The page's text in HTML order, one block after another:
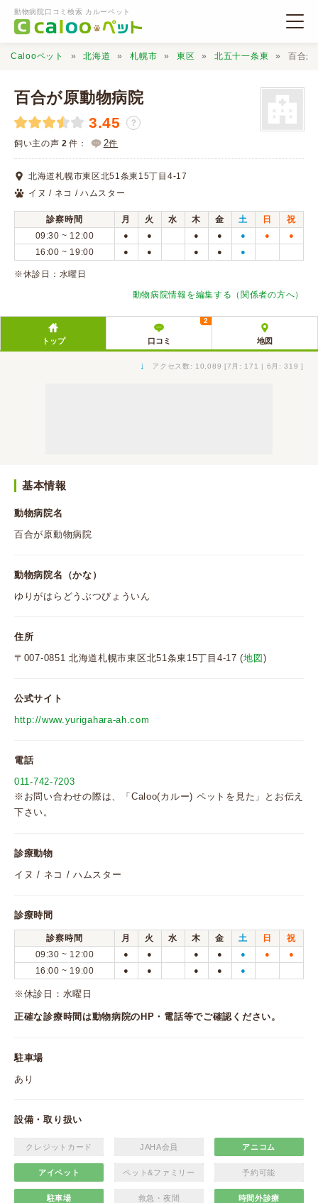
動物病院口コミ検索 カルーペット
動物病院検索
口コミ検索
Calooペットとは？
口コミ投稿
Calooペット 北海道 札幌市 東区 北五十一条東 百合が
百合が原動物病院
3.45 ？
飼い主の声 2 件： 2件
北海道札幌市東区北51条東15丁目4-17
イヌ / ネコ / ハムスター
診察時間 月 火 水 木 金 土 日
祝
09:30 ~ 12:00
● ● ● ● ● ● ●
16:00 ~ 19:00 ● ● ● ● ●
※休診日：水曜日
動物病院情報を編集する（関係者の方へ）
トップ 口コミ
2
地図
↓ アクセス数: 10,089 [7月: 171 | 6月: 319 ]
基本情報
動物病院名
百合が原動物病院
動物病院名（かな）
ゆりがはらどうぶつびょういん
住所
〒007-0851 北海道札幌市東区北51条東15丁目4-17 (地図 )
公式サイト
http://www.yurigahara-ah.com
電話
011-742-7203
※お問い合わせの際は、「Caloo(カルー) ペットを見た」とお伝え
下さい。
診療動物
イヌ / ネコ / ハムスター
診療時間
診察時間 月 火 水 木 金 土 日
祝
09:30 ~ 12:00
● ● ● ● ● ● ●
16:00 ~ 19:00 ● ● ● ● ●
※休診日：水曜日
正確な診療時間は動物病院のHP・電話等でご確認ください。
駐車場
あり
設備・取り扱い
クレジットカード JAHA会員 アニコム
アイペット ペット&ファミリー 予約可能
駐車場 救急・夜間 時間外診療